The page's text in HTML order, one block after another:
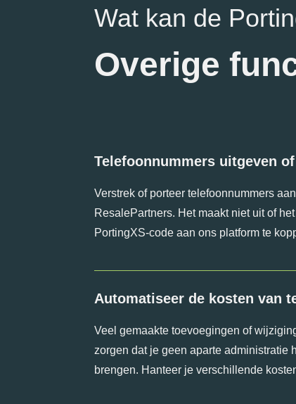
Wat kan de
Overige
Telefoonnummers uitgeven
Verstrek of porteer telefoonnummers
ResalePartners. Het maakt niet uit of
PortingXS-code aan ons platform te
Automatiseer de kosten van
Veel gemaakte toevoegingen of
zorgen dat je geen aparte administratie
brengen. Hanteer je verschillende